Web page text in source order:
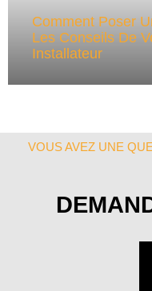
Comment Poser
Les Conseils De
Installateur
VOUS AVEZ UNE